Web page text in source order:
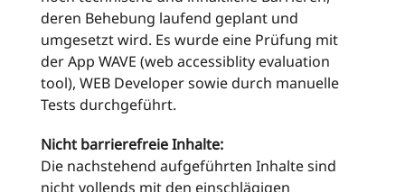
deren Behebung laufend geplant und
umgesetzt wird. Es wurde eine Prüfung mit
der App WAVE (web accessiblity evaluation
tool), WEB Developer sowie durch manuelle
Tests durchgeführt.
Nicht barrierefreie Inhalte:
Die nachstehend aufgeführten Inhalte sind
nicht vollends mit den einschlägigen